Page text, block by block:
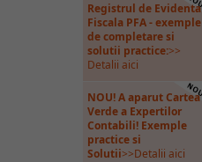
Registrul de Evidenta
Fiscala PFA - exemple
de completare si
solutii practice:>>
Detalii aici
NOU! A aparut Cartea
Verde a Expertilor
Contabili! Exemple
practice si
Solutii>>Detalii aici